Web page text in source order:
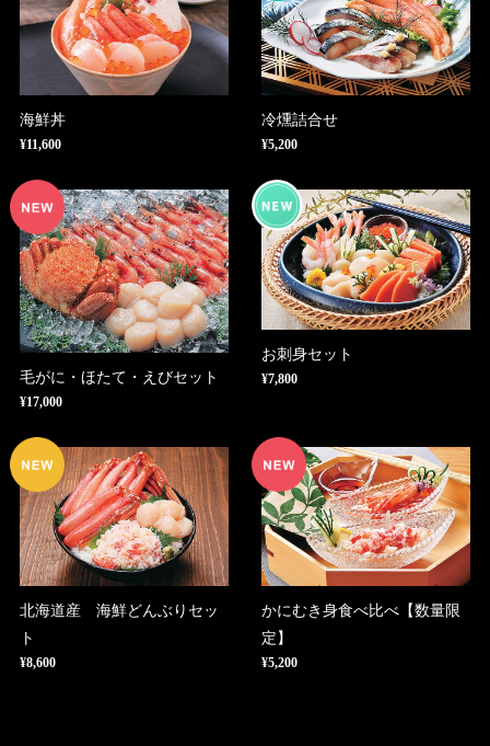
海鮮丼
¥11,600
冷燻詰合せ
¥5,200
毛がに・ほたて・えびセット
¥17,000
お刺身セット
¥7,800
北海道産 海鮮どんぶりセッ
ト
¥8,600
かにむき身食べ比べ【数量限
定】
¥5,200